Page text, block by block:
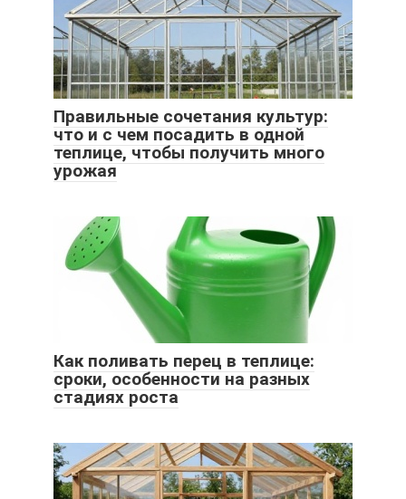
Правильные сочетания культур:
что и с чем посадить в одной
теплице, чтобы получить много
урожая
Как поливать перец в теплице:
сроки, особенности на разных
стадиях роста